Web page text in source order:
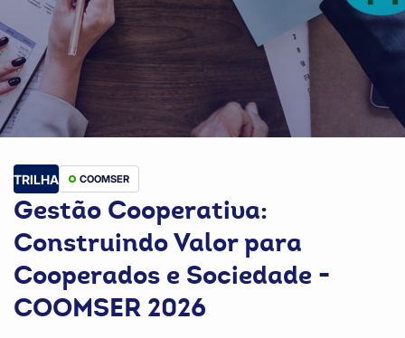
TRILHA COOMSER
Gestão Cooperativa:
Construindo Valor para
Cooperados e Sociedade -
COOMSER 2026